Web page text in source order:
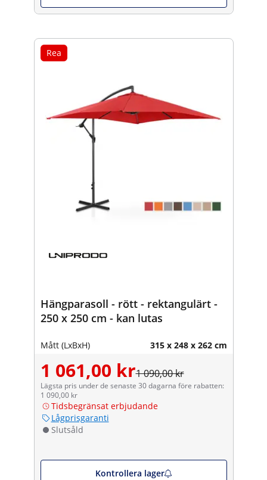
Rea
Hängparasoll - rött - rektangulärt -
250 x 250 cm - kan lutas
Mått (LxBxH) 315 x 248 x 262 cm
1 061,00 kr1 090,00 kr
Lägsta pris under de senaste 30 dagarna före rabatten:
1 090,00 kr
Tidsbegränsat erbjudande
Lågprisgaranti
Slutsåld
Kontrollera lager